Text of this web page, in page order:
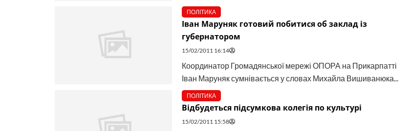
ПОЛІТИКА
Іван Маруняк готовий побитися об заклад із
губернатором
15/02/2011 16:14
Координатор Громадянської мережі ОПОРА на Прикарпатті
Іван Маруняк сумнівається у словах Михайла Вишиванюка...
ПОЛІТИКА
Відбудеться підсумкова колегія по культурі
15/02/2011 15:58